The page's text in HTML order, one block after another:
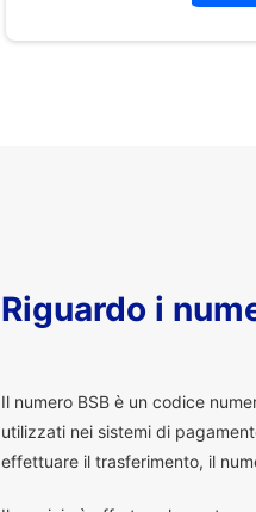
Riguardo i
Il numero BSB è un codice
utilizzati nei sistemi di
effettuare il trasferimento, il